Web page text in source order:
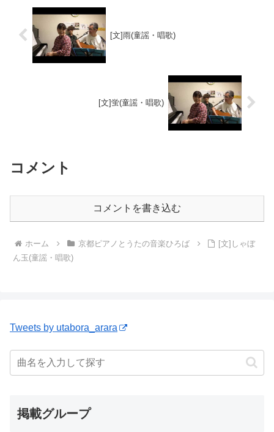
[文]雨(童謡・唱歌)
[文]蛍(童謡・唱歌)
コメント
コメントを書き込む
ホーム 京都ピアノとうたの音楽ひろば
[文]しゃぼ
ん玉(童謡・唱歌)
Tweets by utabora_arara
掲載グループ